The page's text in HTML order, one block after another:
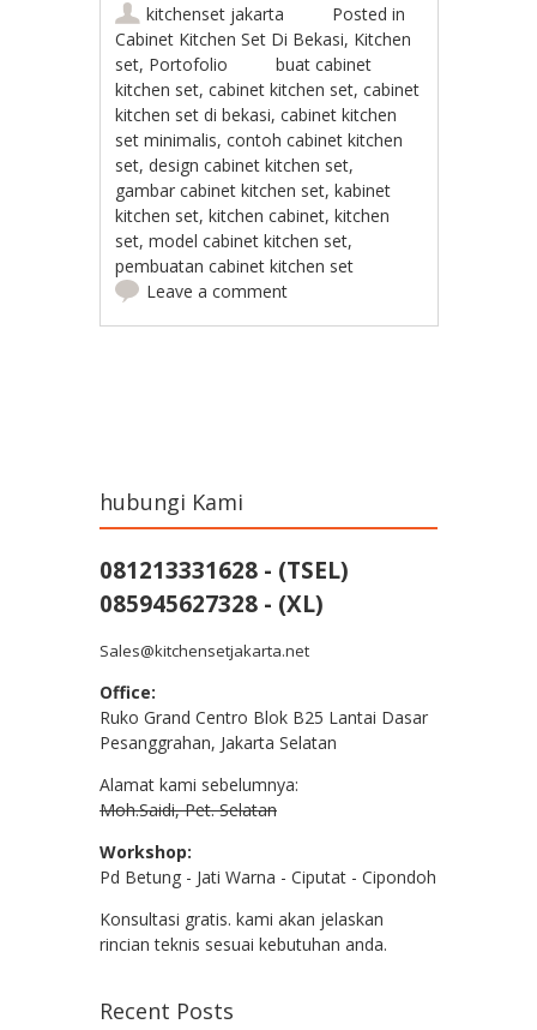
kitchenset jakarta
Posted in
Cabinet Kitchen Set Di Bekasi, Kitchen
set, Portofolio
buat cabinet
kitchen set,cabinet kitchen set,cabinet
kitchen set di bekasi,cabinet kitchen
set minimalis,contoh cabinet kitchen
set,design cabinet kitchen set,
gambar cabinet kitchen set,kabinet
kitchen set,kitchen cabinet,kitchen
set,model cabinet kitchen set,
pembuatan cabinet kitchen set
Leave a comment
hubungi Kami
081213331628 - (TSEL)
085945627328 - (XL)
Sales@kitchensetjakarta.net
Office:
Ruko Grand Centro Blok B25 Lantai Dasar
Pesanggrahan, Jakarta Selatan
Alamat kami sebelumnya:
Moh.Saidi, Pet. Selatan
Workshop:
Pd Betung - Jati Warna - Ciputat - Cipondoh
Konsultasi gratis. kami akan jelaskan
rincian teknis sesuai kebutuhan anda.
Recent Posts